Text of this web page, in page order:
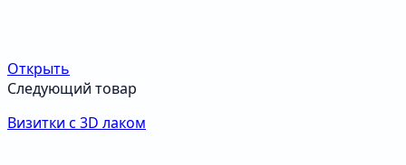
Открыть
Следующий товар
Визитки с 3D лаком